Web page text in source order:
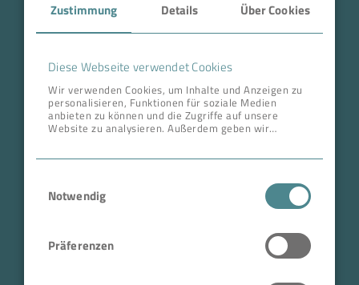
Zustimmung Details Über Cookies
Diese Webseite verwendet Cookies
Wir verwenden Cookies, um Inhalte und Anzeigen zu
personalisieren, Funktionen für soziale Medien
anbieten zu können und die Zugriffe auf unsere
Website zu analysieren. Außerdem geben wir
zusammen, die Sie ihnen bereitgestellt haben oder
die sie im Rahmen Ihrer Nutzung der Dienste
Notwendig
Präferenzen
Über BOKELA
Karriere
ANSCHRIFT ZENTRALE
Tullastr. 64 | 76131 Karlsruhe
Telefon +49 721 96456-0
Geschäftsführer: